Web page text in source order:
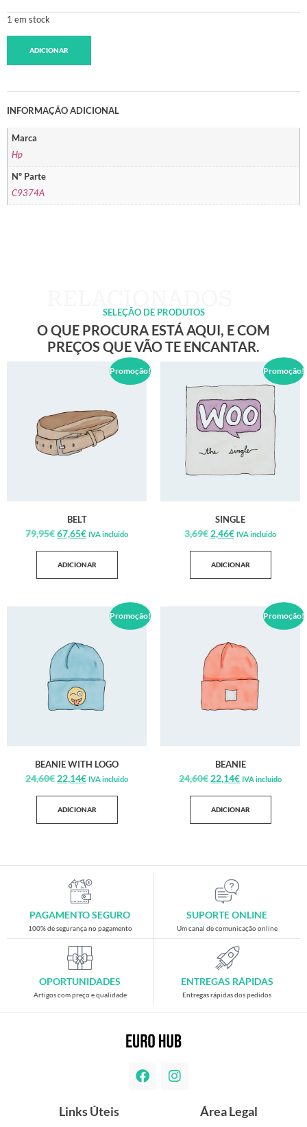
1 em stock
ADICIONAR
INFORMAÇÃO ADICIONAL
Marca
Hp
Nº Parte
C9374A
SELEÇÃO DE PRODUTOS
O QUE PROCURA ESTÁ AQUI, E COM
PREÇOS QUE VÃO TE ENCANTAR.
Promoção!
BELT
79,95€67,65€ IVA incluido
ADICIONAR
Promoção!
SINGLE
3,69€ 2,46€ IVA incluido
ADICIONAR
Promoção!
BEANIE WITH LOGO
24,60€ 22,14€ IVA incluido
ADICIONAR
Promoção!
BEANIE
24,60€ 22,14€ IVA incluido
ADICIONAR
PAGAMENTO SEGURO
100% de segurança no pagamento
SUPORTE ONLINE
Um canal de comunicação online
OPORTUNIDADES
Artigos com preço e qualidade
ENTREGAS RÁPIDAS
Entregas rápidas dos pedidos
Links Úteis Área Legal